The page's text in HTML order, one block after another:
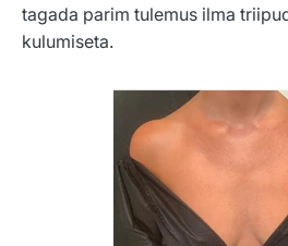
tagada parim tulemus ilma
kulumiseta.